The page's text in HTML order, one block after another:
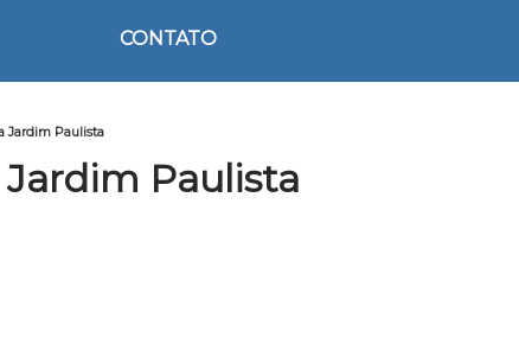
CONTATO
Jardim Paulista
Paulista